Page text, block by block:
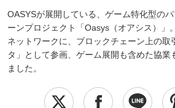
OASYSが展開している、ゲーム特化型の
ーンプロジェクト「Oasys（オアシス）」
ネットワークに、ブロックチェーン上の取
タ」として参画、ゲーム展開も含めた協業
ました。